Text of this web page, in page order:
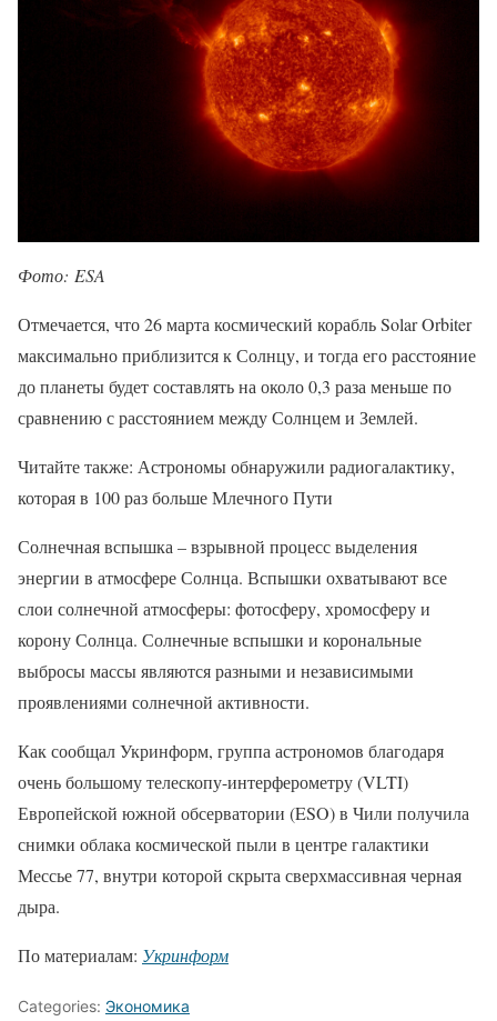
Фото: ESA
Отмечается, что 26 марта космический корабль Solar Orbiter
максимально приблизится к Солнцу, и тогда его расстояние
до планеты будет составлять на около 0,3 раза меньше по
сравнению с расстоянием между Солнцем и Землей.
Читайте также: Астрономы обнаружили радиогалактику,
которая в 100 раз больше Млечного Пути
Солнечная вспышка – взрывной процесс выделения
энергии в атмосфере Солнца. Вспышки охватывают все
слои солнечной атмосферы: фотосферу, хромосферу и
корону Солнца. Солнечные вспышки и корональные
выбросы массы являются разными и независимыми
проявлениями солнечной активности.
Как сообщал Укринформ, группа астрономов благодаря
очень большому телескопу-интерферометру (VLTI)
Европейской южной обсерватории (ESO) в Чили получила
снимки облака космической пыли в центре галактики
Мессье 77, внутри которой скрыта сверхмассивная черная
дыра.
По материалам: Укринформ
Categories: Экономика